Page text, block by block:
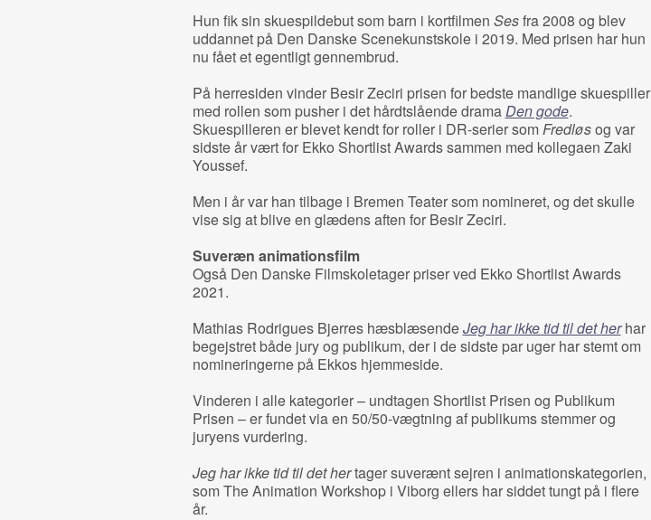
Hun fik sin skuespildebut som barn i kortfilmen Sesfra 2008 og blev
uddannet på Den Danske Scenekunstskole i 2019. Med prisen har hun
nu fået et egentligt gennembrud.
På herresiden vinder Besir Zeciri prisen for bedste mandlige skuespiller
med rollen som pusher i det hårdtslående dramaDen gode.
Skuespilleren er blevet kendt for roller i DR-serier somFredløsog var
sidste år vært for Ekko Shortlist Awards sammen med kollegaen Zaki
Youssef.
Men i år var han tilbage i Bremen Teater som nomineret, og det skulle
vise sig at blive en glædens aften for Besir Zeciri.
Suveræn animationsfilm
Også Den Danske Filmskoletager priser ved Ekko Shortlist Awards
2021.
Mathias Rodrigues Bjerres hæsblæsendeJeg har ikke tid til det herhar
begejstret både jury og publikum, der i de sidste par uger har stemt om
nomineringerne på Ekkos hjemmeside.
Vinderen i alle kategorier – undtagen Shortlist Prisen og Publikum
Prisen – er fundet via en 50/50-vægtning af publikums stemmer og
juryens vurdering.
Jeg har ikke tid til det hertager suverænt sejren i animationskategorien,
som The Animation Workshop i Viborg ellers har siddet tungt på i flere
år.